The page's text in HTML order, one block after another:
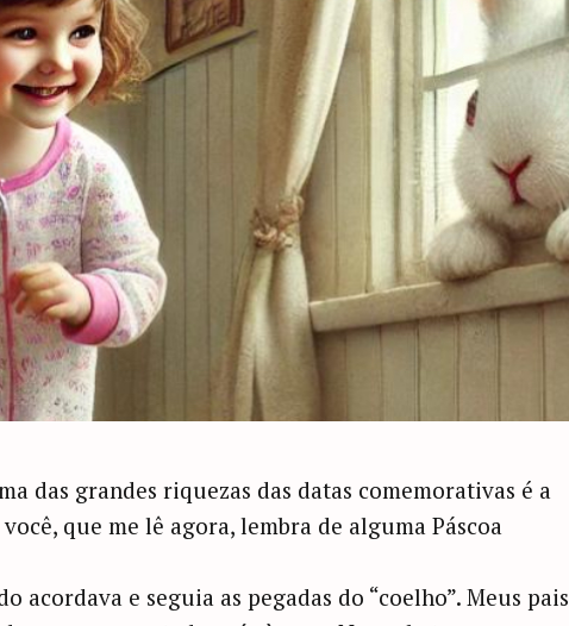
das grandes riquezas das datas comemorativas é a
que me lê agora, lembra de alguma Páscoa
acordava e seguia as pegadas do “coelho”. Meus pais